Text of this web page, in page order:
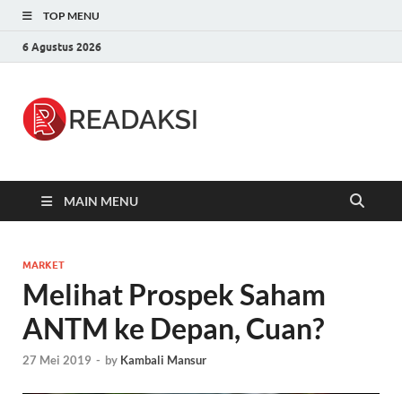
TOP MENU
6 Agustus 2026
MAIN MENU
MARKET
Melihat Prospek Saham
ANTM ke Depan, Cuan?
27 Mei 2019 - by Kambali Mansur